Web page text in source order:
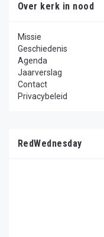
Over kerk in nood
Missie
Geschiedenis
Agenda
Jaarverslag
Contact
Privacybeleid
RedWednesday